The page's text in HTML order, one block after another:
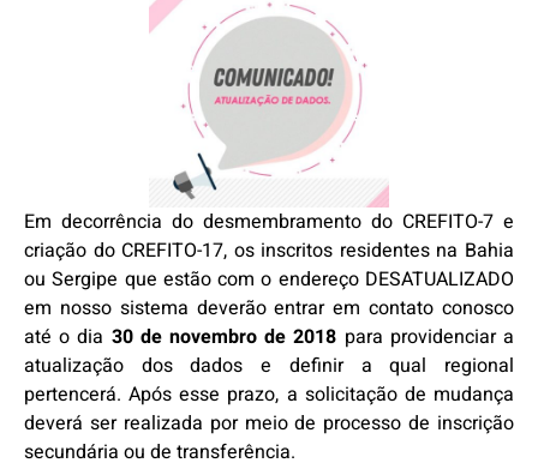
Em decorrência do desmembramento do CREFITO-7 e
criação do CREFITO-17, os inscritos residentes na Bahia
ou Sergipe que estão com o endereço DESATUALIZADO
em nosso sistema deverão entrar em contato conosco
até o dia 30 de novembro de 2018 para providenciar a
atualização dos dados e definir a qual regional
pertencerá. Após esse prazo, a solicitação de mudança
deverá ser realizada por meio de processo de inscrição
secundária ou de transferência.